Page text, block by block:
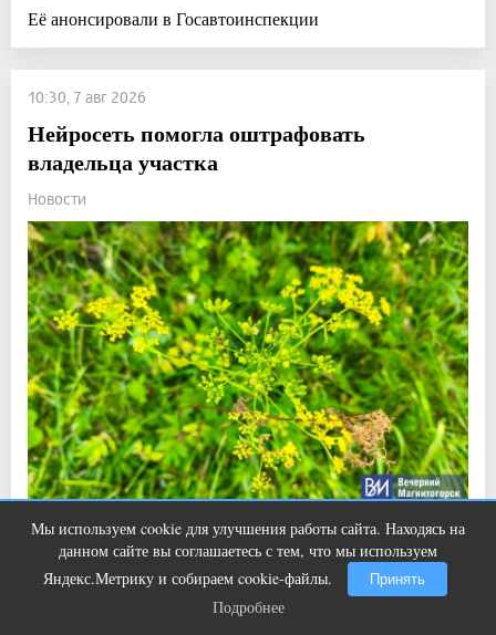
Её анонсировали в Госавтоинспекции
10:30, 7 авг 2026
Нейросеть помогла оштрафовать
владельца участка
Новости
Прочитали: 376 Комментарии: 0 0 1
Теперь жителю Подмосковья нужно заплатить 150 тысяч
рублей за борщевик.
Мы используем cookie для улучшения работы сайта. Находясь на
данном сайте вы соглашаетесь с тем, что мы используем
Яндекс.Метрику и собираем cookie-файлы.
Принять
Подробнее
Ржу не переставая, это видео
пересмотришь не раз
Подробнее